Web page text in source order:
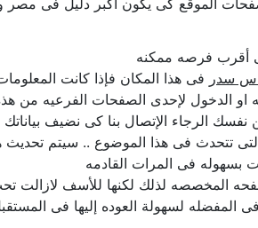
أقرب فرصه ممكنه
سدر فى هذا المكان فإذا كانت
الدخول لإحدى الصفحات الفرعيه من هذه
نفسك الرجاء الإتصال بنا كى نضيف
تتحدث فى هذا الموضوع .. سيتم
بسهوله فى المرات القادمه
المخصصه لذلك لكنها للأسف لازالت تحت
لسهولة العوده إليها فى